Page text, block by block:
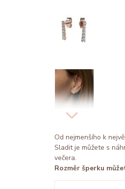
Od nejmenšího k
Sladit je můžete s
večera.
Rozměr šperku